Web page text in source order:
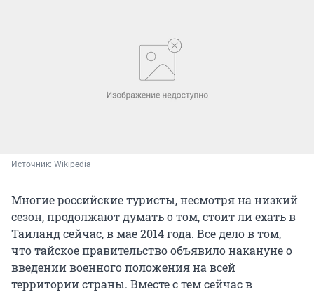
Источник: Wikipedia
Многие российские туристы, несмотря на низкий
сезон, продолжают думать о том, стоит ли ехать в
Таиланд сейчас, в мае 2014 года. Все дело в том,
что тайское правительство объявило накануне о
введении военного положения на всей
территории страны. Вместе с тем сейчас в